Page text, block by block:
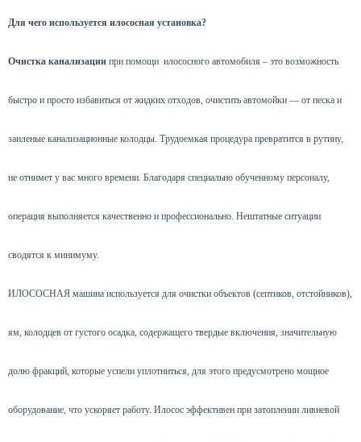
Для чего используется илососная установка?
Очистка канализации при помощи илососного автомобиля – это возможность
быстро и просто избавиться от жидких отходов, очистить автомойки — от песка и
заиленые канализационные колодцы. Трудоемкая процедура превратится в рутину,
не отнимет у вас много времени. Благодаря специально обученному персоналу,
операция выполняется качественно и профессионально. Нештатные ситуации
сводятся к минимуму.
ИЛОСОСНАЯ машина используется для очистки объектов (септиков, отстойников),
ям, колодцев от густого осадка, содержащего твердые включения, значительную
долю фракций, которые успели уплотниться, для этого предусмотрено мощное
оборудование, что ускоряет работу. Илосос эффективен при затоплении ливневой